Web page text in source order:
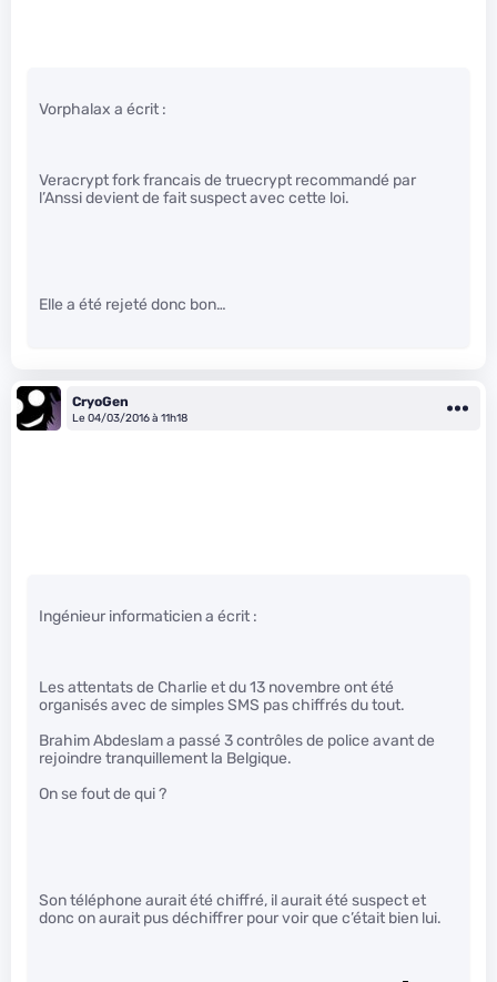
Vorphalax a écrit :
Veracrypt fork francais de truecrypt recommandé par
l’Anssi devient de fait suspect avec cette loi.
Elle a été rejeté donc bon…
CryoGen
Le 04/03/2016 à 11h18
Ingénieur informaticien a écrit :
Les attentats de Charlie et du 13 novembre ont été
organisés avec de simples SMS pas chiffrés du tout.
Brahim Abdeslam a passé 3 contrôles de police avant de
rejoindre tranquillement la Belgique.
On se fout de qui ?
Son téléphone aurait été chiffré, il aurait été suspect et
donc on aurait pus déchiffrer pour voir que c’était bien lui.